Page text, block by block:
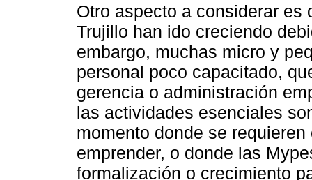
Otro aspecto a considerar
Trujillo han ido creciendo
embargo, muchas micro y
personal poco capacitado,
gerencia o administración
las actividades esenciales
momento donde se
emprender, o donde las
formalización o crecimiento